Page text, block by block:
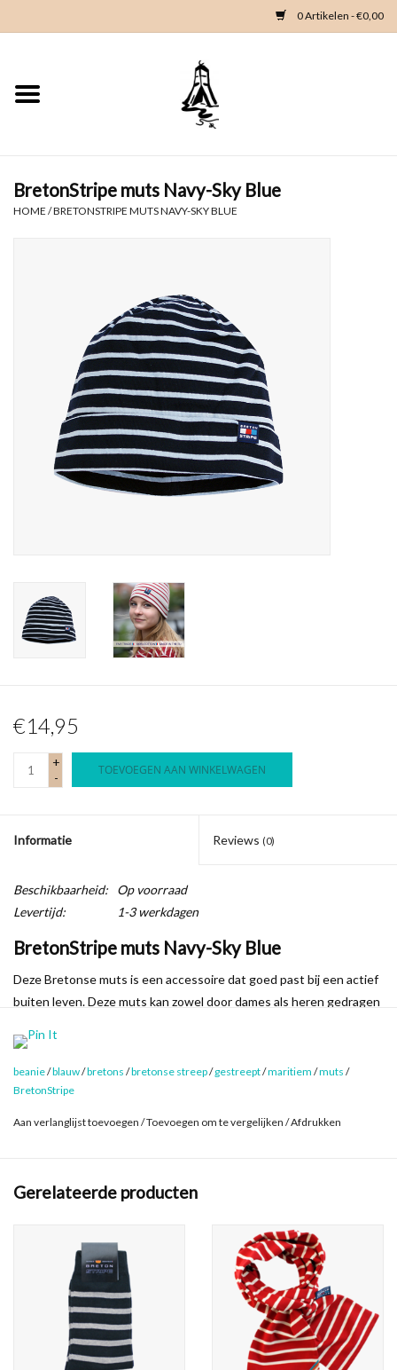
0 Artikelen - €0,00
Home
Kleding
Waterproof tassen
BretonStripe muts Navy-Sky Blue
HOME /BRETONSTRIPE MUTS NAVY-SKY BLUE
€14,95
+
-
TOEVOEGEN AAN WINKELWAGEN
Informatie Reviews (0)
Beschikbaarheid:
Op voorraad
Levertijd:
1-3 werkdagen
BretonStripe muts Navy-Sky Blue
Deze Bretonse muts is een accessoire dat goed past bij een actief
buiten leven. Deze muts kan zowel door dames als heren gedragen
werk: de Bretonse muts is heerlijk warm en licht. De Bretonse
muts is gemaakt van 100% katoen (Heavy Jersey) en net als alle
producten van BretonStripe op een eerlijke manier geproduceerd.
De Bretonse muts is in verschillende kleurcombinaties verkrijgbaar.
Kleur: Navy-Sky Blue (donkerblauw met lichtblauwe strepen)
beanie/blauw/bretons /bretonse streep/gestreept/maritiem /muts /
BretonStripe
Aan verlanglijst toevoegen /Toevoegen om te vergelijken /Afdrukken
Gerelateerde producten